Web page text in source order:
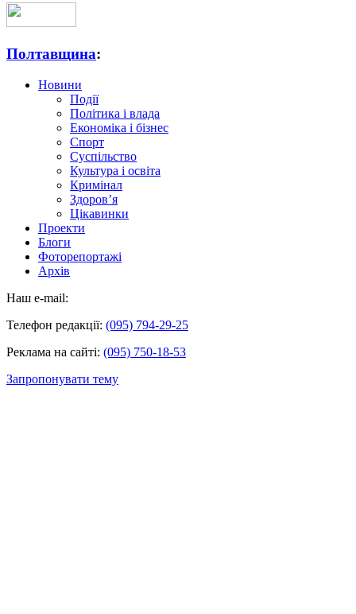
Полтавщина:
Новини
Події
Політика і влада
Економіка і бізнес
Спорт
Суспільство
Культура і освіта
Кримінал
Здоров’я
Цікавинки
Проекти
Блоги
Фоторепортажі
Архів
Наш e-mail:
Телефон редакції: (095) 794-29-25
Реклама на сайті: (095) 750-18-53
Запропонувати тему